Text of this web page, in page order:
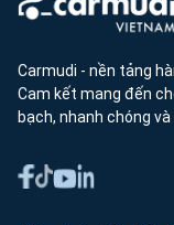
Carmudi - nền tảng
Cam kết mang đến
bạch, nhanh chóng